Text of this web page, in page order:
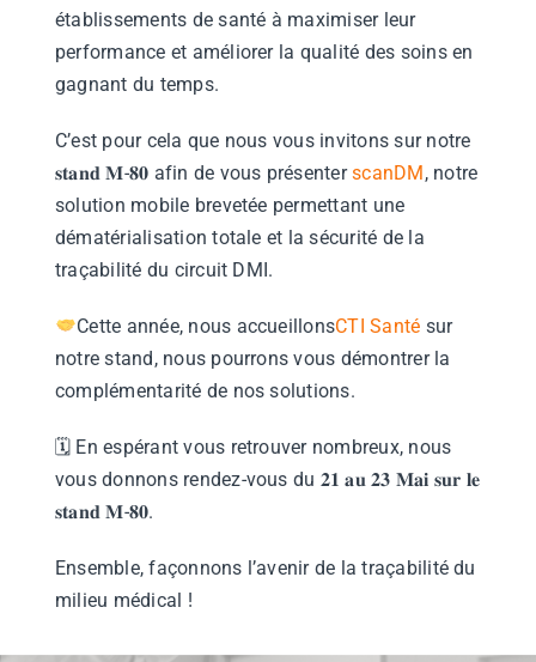
établissements de santé à maximiser leur
performance et améliorer la qualité des soins en
gagnant du temps.
C’est pour cela que nous vous invitons sur notre
𝐬𝐭𝐚𝐧𝐝 𝐌-𝟖𝟎 afin de vous présenterscanDM, notre
solution mobile brevetée permettant une
dématérialisation totale et la sécurité de la
traçabilité du circuit DMI.
Cette année, nous accueillonsCTI Santé sur
notre stand, nous pourrons vous démontrer la
complémentarité de nos solutions.
🗓 En espérant vous retrouver nombreux, nous
vous donnons rendez-vous du 𝟐𝟏 𝐚𝐮 𝟐𝟑 𝐌𝐚𝐢 𝐬𝐮𝐫 𝐥𝐞
𝐬𝐭𝐚𝐧𝐝 𝐌-𝟖𝟎.
Ensemble, façonnons l’avenir de la traçabilité du
milieu médical !